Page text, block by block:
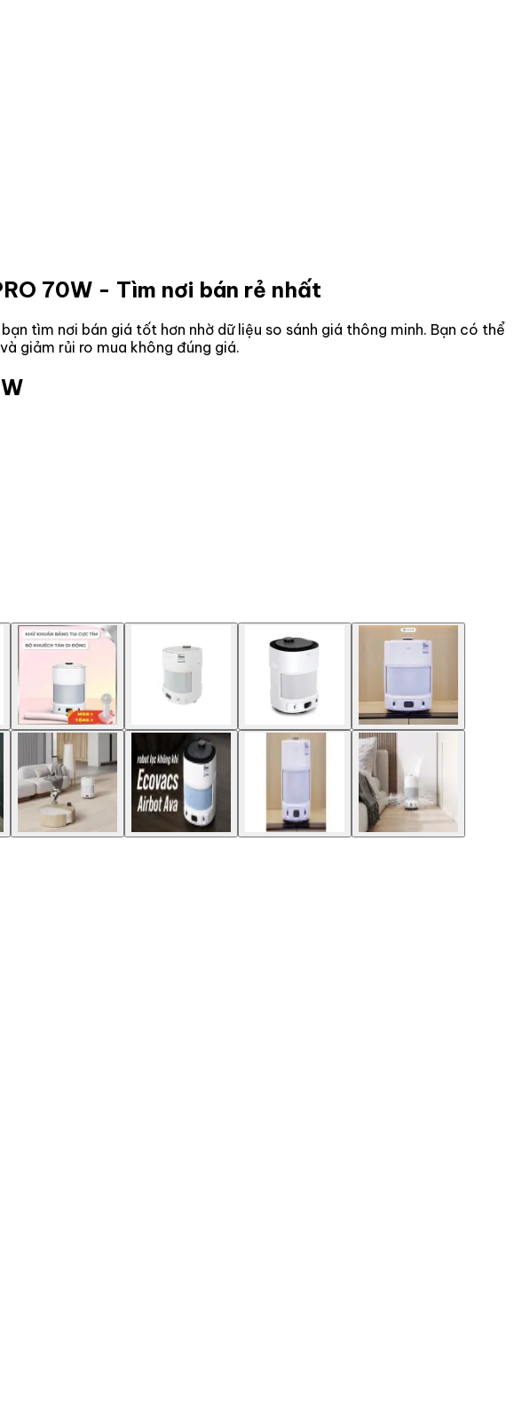
70W - Tìm nơi bán rẻ nhất
tìm nơi bán giá tốt hơn nhờ dữ liệu so sánh giá thông minh. Bạn có thể
giảm rủi ro mua không đúng giá.